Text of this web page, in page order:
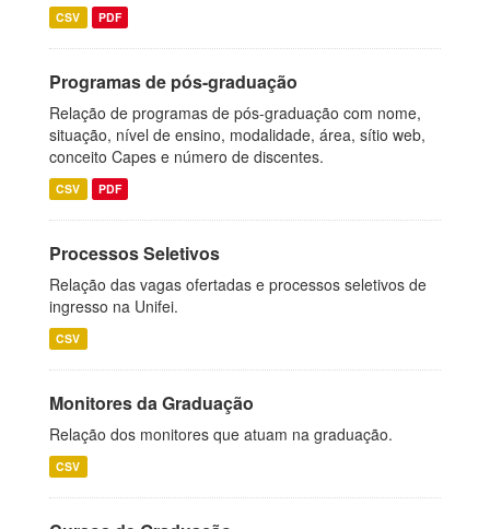
CSV PDF
Programas de pós-graduação
Relação de programas de pós-graduação com nome,
situação, nível de ensino, modalidade, área, sítio web,
conceito Capes e número de discentes.
CSV PDF
Processos Seletivos
Relação das vagas ofertadas e processos seletivos de
ingresso na Unifei.
CSV
Monitores da Graduação
Relação dos monitores que atuam na graduação.
CSV